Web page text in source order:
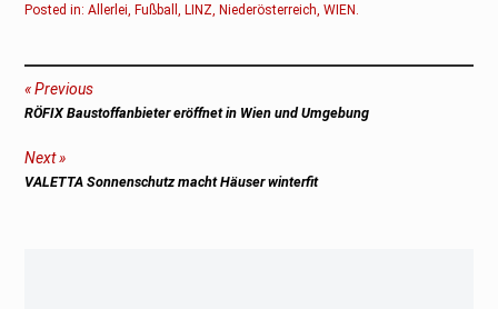
Posted in:Allerlei,Fußball,LINZ,Niederösterreich,WIEN.
Beitragsnavigation
Previous
Previous
RÖFIX Baustoffanbieter eröffnet in Wien und Umgebung
Next
Next
VALETTA Sonnenschutz macht Häuser winterfit